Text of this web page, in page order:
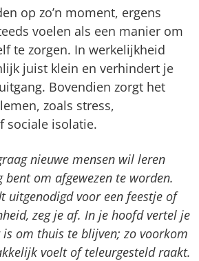
op zo’n moment, ergens
voelen als een manier om
te zorgen. In werkelijkheid
juist klein en verhindert je
Bovendien zorgt het
zoals stress,
sociale isolatie.
nieuwe mensen wil leren
bent om afgewezen te worden.
uitgenodigd voor een feestje of
zeg je af. In je hoofd vertel je
om thuis te blijven; zo voorkom
voelt of teleurgesteld raakt.